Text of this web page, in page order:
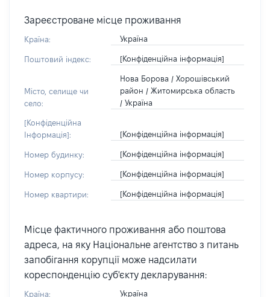
Зареєстроване місце проживання
Країна: Україна
Поштовий індекс: [Конфіденційна інформація]
Місто, селище чи
село:
Нова Борова / Хорошівський
район / Житомирська область
/ Україна
[Конфіденційна
Інформація]:
[Конфіденційна інформація]
Номер будинку: [Конфіденційна інформація]
Номер корпусу: [Конфіденційна інформація]
Номер квартири: [Конфіденційна інформація]
Місце фактичного проживання або поштова
адреса, на яку Національне агентство з питань
запобігання корупції може надсилати
кореспонденцію суб'єкту декларування:
Країна: Україна